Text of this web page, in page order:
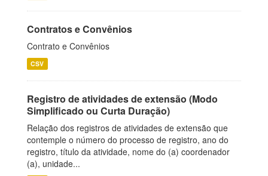
Contratos e Convênios
Contrato e Convênios
CSV
Registro de atividades de extensão (Modo
Simplificado ou Curta Duração)
Relação dos registros de atividades de extensão que
contemple o número do processo de registro, ano do
registro, título da atividade, nome do (a) coordenador
(a), unidade...